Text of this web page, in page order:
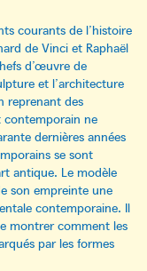
courants de l’histoire
de Vinci et Raphaël
d’œuvre de
et l’architecture
reprenant des
contemporain ne
dernières années
se sont
antique. Le modèle
son empreinte une
contemporaine. Il
montrer comment les
par les formes